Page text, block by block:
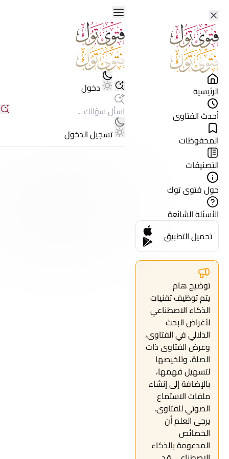
الرئيسية
أحدث الفتاوى
المحفوظات
التصنيفات
حول فتوى توك
الأسئلة الشائعة
تحميل التطبيق
توضيح هام
يتم توظيف تقنيات
الذكاء الاصطناعي
لأغراض البحث
الدلالي في الفتاوى،
وعرض الفتاوى ذات
الصلة، وتلخيصها
لتسهيل فهمها،
بالإضافة إلى إنشاء
ملفات الاستماع
الصوتي للفتاوى.
يرجى العلم أن
الخصائص
المدعومة بالذكاء
دخول
تسجيل الدخول